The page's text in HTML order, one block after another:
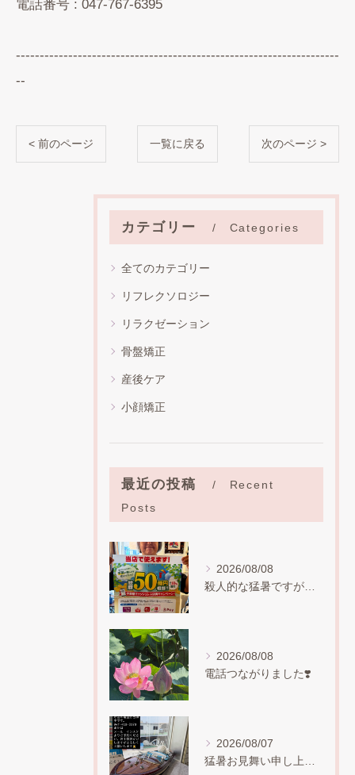
電話番号 : 047-767-6395
--------------------------------------------------------------------
--
< 前のページ 一覧に戻る 次のページ >
カテゴリー Categories
全てのカテゴリー
リフレクソロジー
リラクゼーション
骨盤矯正
産後ケア
小顔矯正
最近の投稿
Recent
Posts
2026/08/08
2026/08/08
電話つながりました❣️
2026/08/07